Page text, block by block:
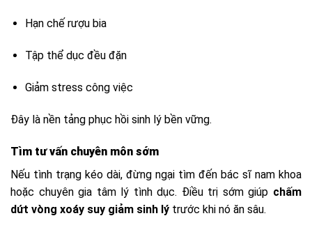
Hạn chế rượu bia
Tập thể dục đều đặn
Giảm stress công việc
Đây là nền tảng phục hồi sinh lý bền vững.
Tìm tư vấn chuyên môn sớm
Nếu tình trạng kéo dài, đừng ngại tìm đến bác sĩ nam khoa
hoặc chuyên gia tâm lý tình dục. Điều trị sớm giúp chấm
dứt vòng xoáy suy giảm sinh lý trước khi nó ăn sâu.